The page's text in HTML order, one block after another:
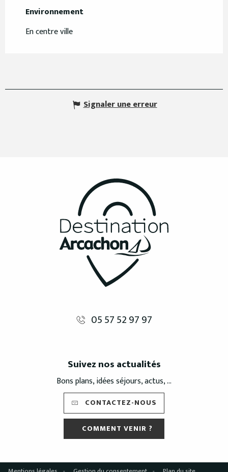
Environnement
Environnement
En centre ville
Signaler une erreur
05 57 52 97 97
Suivez nos actualités
Bons plans, idées séjours, actus, ...
CONTACTEZ-NOUS
COMMENT VENIR ?